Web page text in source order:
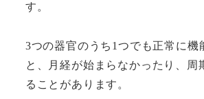
す。
3つの器官のうち1つでも正常に機
と、月経が始まらなかったり、周
ることがあります。